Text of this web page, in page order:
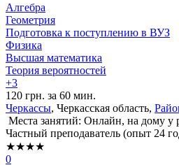
Алгебра
Геометрия
Подготовка к поступлению в ВУЗ
Физика
Высшая математика
Теория вероятностей
+3
120 грн. за 60 мин.
Черкассы, Черкасская область,
Места занятий: Онлайн, на дому у
Частный преподаватель (опыт 24
★★★★
0